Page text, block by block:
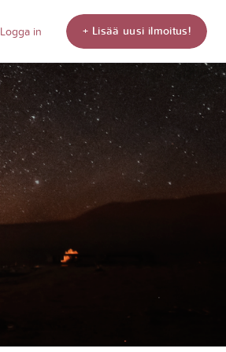
Logga in + Lisää uusi ilmoitus!